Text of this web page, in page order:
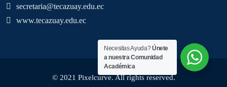
secretaria@tecazuay.edu.ec
www.tecazuay.edu.ec
© 2021 Pixelcurve. All rights reserved.
Necesitas Ayuda?Únete
a nuestra Comunidad
Académica